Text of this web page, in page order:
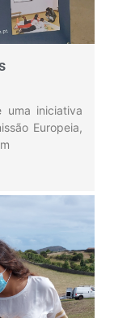
uma iniciativa
Europeia,